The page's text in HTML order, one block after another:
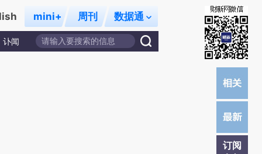
mini+ 周刊 数据通
讣闻
订阅